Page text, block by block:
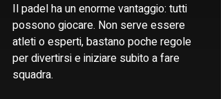
Il padel ha un enorme vantaggio: tutti
possono giocare. Non serve essere
atleti o esperti, bastano poche regole
per divertirsi e iniziare subito a fare
squadra.